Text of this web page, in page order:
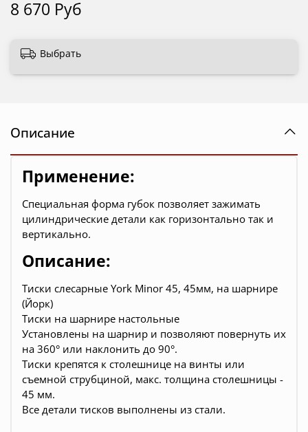
8 670 Руб
Выбрать
Описание
Применение:
Специальная форма губок позволяет зажимать
цилиндрические детали как горизонтально так и
вертикально.
Описание:
Тиски слесарные York Minor 45, 45мм, на шарнире
(Йорк)
Тиски на шарнире настольные
Установлены на шарнир и позволяют повернуть их
на 360° или наклонить до 90°.
Тиски крепятся к столешнице на винты или
съемной струбциной, макс. толщина столешницы -
45 мм.
Все детали тисков выполнены из стали.